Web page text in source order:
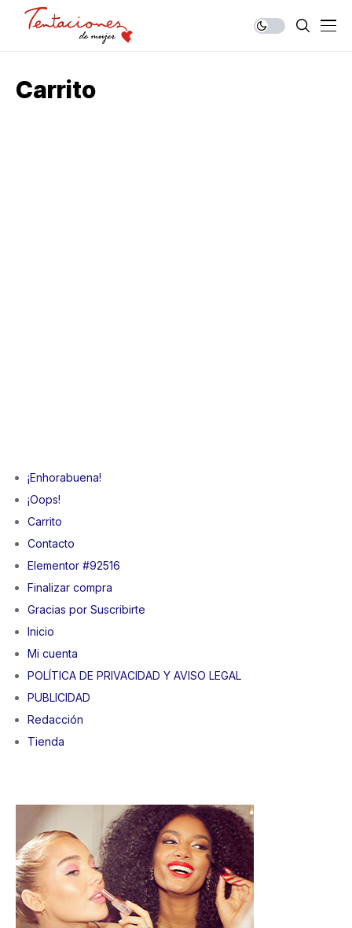
Carrito
¡Enhorabuena!
¡Oops!
Carrito
Contacto
Elementor #92516
Finalizar compra
Gracias por Suscribirte
Inicio
Mi cuenta
POLÍTICA DE PRIVACIDAD Y AVISO LEGAL
PUBLICIDAD
Redacción
Tienda